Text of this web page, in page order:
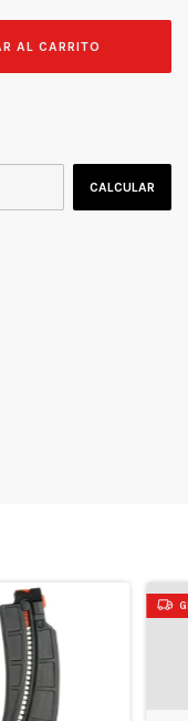
CALCULAR